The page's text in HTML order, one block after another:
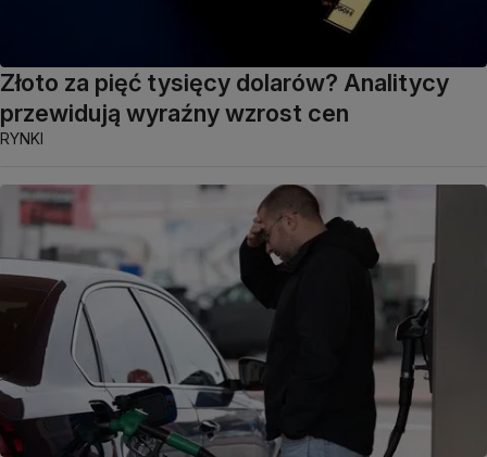
Złoto za pięć tysięcy dolarów? Analitycy
przewidują wyraźny wzrost cen
RYNKI